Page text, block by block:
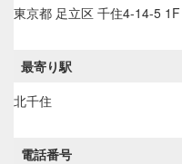
東京都 足立区 千住4-14-5 1F
最寄り駅
北千住
電話番号